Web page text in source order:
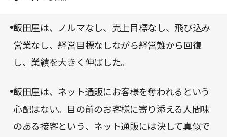
飯田屋は、ノルマなし、売上目標なし、飛び込み
営業なし、経営目標なしながら経営難から回復
し、業績を大きく伸ばした。
飯田屋は、ネット通販にお客様を奪われるという
心配はない。目の前のお客様に寄り添える人間味
のある接客という、ネット通販には決して真似で